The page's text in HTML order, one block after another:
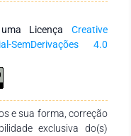
sucedida da IA, e
de formação
os professores e
Licença Creative
SemDerivações 4.0
e sua forma, correção
exclusiva do(s)